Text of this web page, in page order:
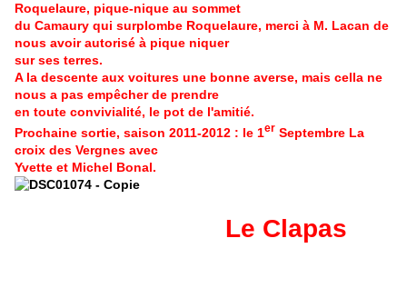
Roquelaure, pique-nique au sommet
du Camaury qui surplombe Roquelaure, merci à M. Lacan de
nous avoir autorisé à pique niquer
sur ses terres.
A la descente aux voitures une bonne averse, mais cella ne
nous a pas empêcher de prendre
en toute convivialité, le pot de l'amitié.
Prochaine sortie, saison 2011-2012 : le 1er Septembre La
croix des Vergnes avec
Yvette et Michel Bonal.
Le Clapas